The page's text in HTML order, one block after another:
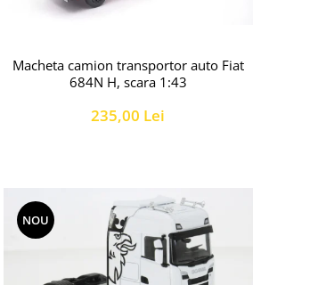
Macheta camion transportor auto Fiat
684N H, scara 1:43
235,00 Lei
NOU